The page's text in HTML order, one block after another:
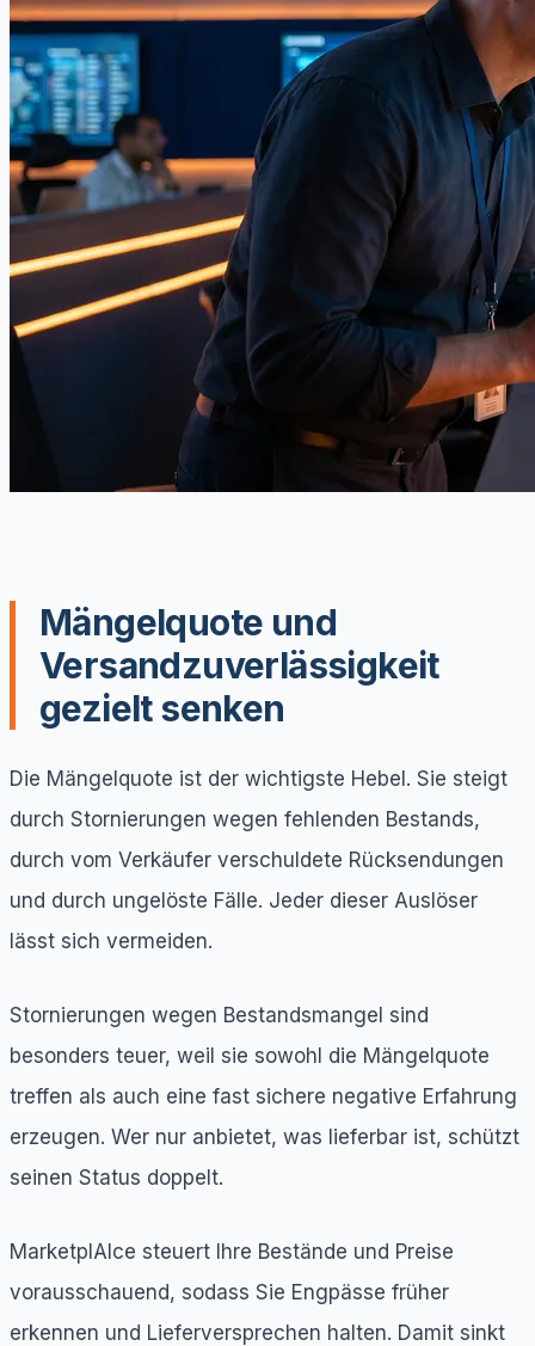
Mängelquote und
Versandzuverlässigkeit
gezielt senken
Die Mängelquote ist der wichtigste Hebel. Sie steigt
durch Stornierungen wegen fehlenden Bestands,
durch vom Verkäufer verschuldete Rücksendungen
und durch ungelöste Fälle. Jeder dieser Auslöser
lässt sich vermeiden.
Stornierungen wegen Bestandsmangel sind
besonders teuer, weil sie sowohl die Mängelquote
treffen als auch eine fast sichere negative Erfahrung
erzeugen. Wer nur anbietet, was lieferbar ist, schützt
seinen Status doppelt.
MarketplAIce steuert Ihre Bestände und Preise
vorausschauend, sodass Sie Engpässe früher
erkennen und Lieferversprechen halten. Damit sinkt